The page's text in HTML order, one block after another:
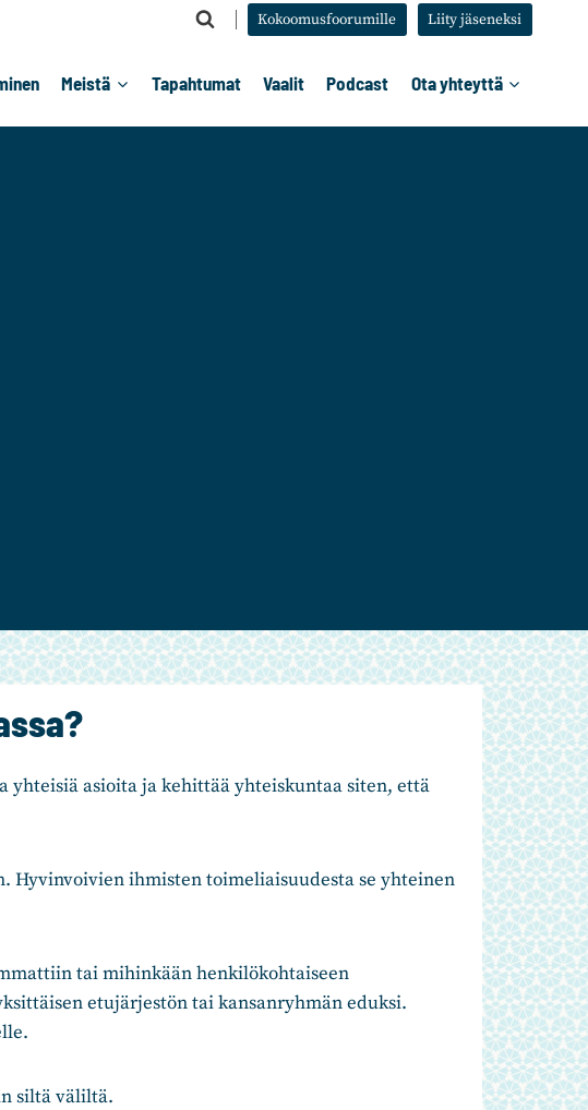
Kokoomusfoorumille Liity jäseneksi
Meistä Tapahtumat Vaalit Podcast Ota yhteyttä
yhteisiä asioita ja kehittää yhteiskuntaa siten, että
Hyvinvoivien ihmisten toimeliaisuudesta se yhteinen
tai mihinkään henkilökohtaiseen
etujärjestön tai kansanryhmän eduksi.
siltä väliltä.